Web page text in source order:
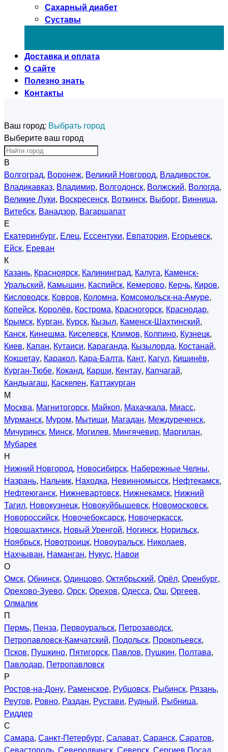
Сахарный диабет
Суставы
Доставка и оплата
О сайте
Полезно знать
Контакты
Ваш город: Выбрать город
Выберите ваш город
В
Волгоград, Воронеж, Великий Новгород, Владивосток,
Владикавказ, Владимир, Волгодонск, Волжский, Вологда,
Великие Луки, Воскресенск, Воткинск, Выборг, Винница,
Витебск, Ванадзор, Вагаршапат
Е
Екатеринбург, Елец, Ессентуки, Евпатория, Егорьевск,
Ейск, Ереван
К
Казань, Красноярск, Калининград, Калуга, Каменск-
Уральский, Камышин, Каспийск, Кемерово, Керчь, Киров,
Кисловодск, Ковров, Коломна, Комсомольск-на-Амуре,
Копейск, Королёв, Кострома, Красногорск, Краснодар,
Крымск, Курган, Курск, Кызыл, Каменск-Шахтинский,
Канск, Кинешма, Киселевск, Климов, Колпино, Кузнецк,
Киев, Капан, Кутаиси, Караганда, Кызылорда, Костанай,
Кокшетау, Каракол, Кара-Балта, Кант, Кагул, Кишинёв,
Курган-Тюбе, Коканд, Карши, Кентау, Капчагай,
Кандыагаш, Каскелен, Каттакурган
М
Москва, Магнитогорск, Майкоп, Махачкала, Миасс,
Мурманск, Муром, Мытищи, Магадан, Междуреченск,
Мичуринск, Минск, Могилев, Мингячевир, Маргилан,
Мубарек
Н
Нижний Новгород, Новосибирск, Набережные Челны,
Назрань, Нальчик, Находка, Невинномысск, Нефтекамск,
Нефтеюганск, Нижневартовск, Нижнекамск, Нижний
Тагил, Новокузнецк, Новокуйбышевск, Новомосковск,
Новороссийск, Новочебоксарск, Новочеркасск,
Новошахтинск, Новый Уренгой, Ногинск, Норильск,
Ноябрьск, Новотроицк, Новоуральск, Николаев,
Нахчыван, Наманган, Нукус, Навои
О
Омск, Обнинск, Одинцово, Октябрьский, Орёл, Оренбург,
Орехово-Зуево, Орск, Орехов, Одесса, Ош, Оргеев,
Олмалик
П
Пермь, Пенза, Первоуральск, Петрозаводск,
Петропавловск-Камчатский, Подольск, Прокопьевск,
Псков, Пушкино, Пятигорск, Павлов, Пушкин, Полтава,
Павлодар, Петропавловск
Р
Ростов-на-Дону, Раменское, Рубцовск, Рыбинск, Рязань,
Реутов, Ровно, Раздан, Рустави, Рудный, Рыбница,
Риддер
С
Самара, Санкт-Петербург, Салават, Саранск, Саратов,